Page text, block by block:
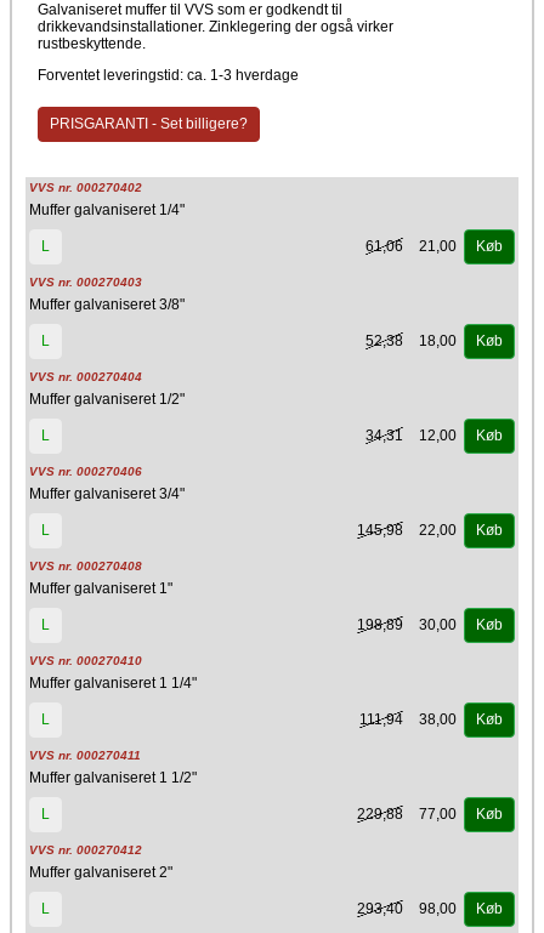
Galvaniseret muffer til VVS som er godkendt til
drikkevandsinstallationer. Zinklegering der også virker
rustbeskyttende.
Forventet leveringstid: ca. 1-3 hverdage
PRISGARANTI - Set billigere?
VVS nr. 000270402
Muffer galvaniseret 1/4"
L 61,06 21,00 Køb
VVS nr. 000270403
Muffer galvaniseret 3/8"
L 52,38 18,00 Køb
VVS nr. 000270404
Muffer galvaniseret 1/2"
L 34,31 12,00 Køb
VVS nr. 000270406
Muffer galvaniseret 3/4"
L 145,98 22,00 Køb
VVS nr. 000270408
Muffer galvaniseret 1"
L 198,89 30,00 Køb
VVS nr. 000270410
Muffer galvaniseret 1 1/4"
L 111,94 38,00 Køb
VVS nr. 000270411
Muffer galvaniseret 1 1/2"
L 229,88 77,00 Køb
VVS nr. 000270412
Muffer galvaniseret 2"
L 293,40 98,00 Køb